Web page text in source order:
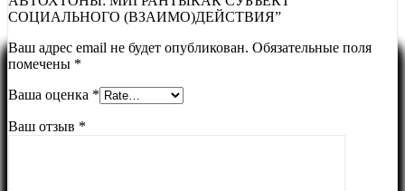
СОЦИАЛЬНОГО (ВЗАИМО)ДЕЙСТВИЯ”
Ваш адрес email не будет опубликован. Обязательные поля
помечены *
Ваша оценка *
Ваш отзыв *